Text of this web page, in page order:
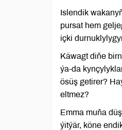
Islendik
pursat hem
içki
Käwagt diňe
ýa-da
ösüş getirer?
eltmez?
Emma muňa
ýitýär, köne